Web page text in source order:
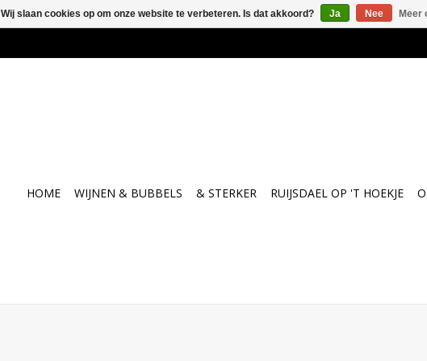
HOME WIJNEN & BUBBELS & STERKER RUIJSDAEL OP 'T HOEKJE
Wij slaan cookies op om onze website te verbeteren. Is dat akkoord? Ja Nee Meer